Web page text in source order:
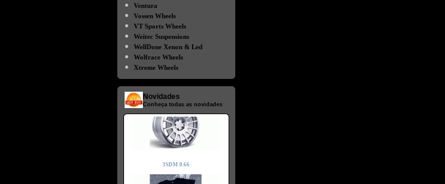
●
Ventura
●
Vossen Wheels
●
VT Sports Wheels
●
Weitec Suspensions
●
WellDone Xenon & Led
●
Wolfrace Wheels
●
Xtreme Wheels
Novidades
Conheça todas as novidades